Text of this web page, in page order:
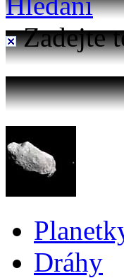
Zadejte
Dráhy